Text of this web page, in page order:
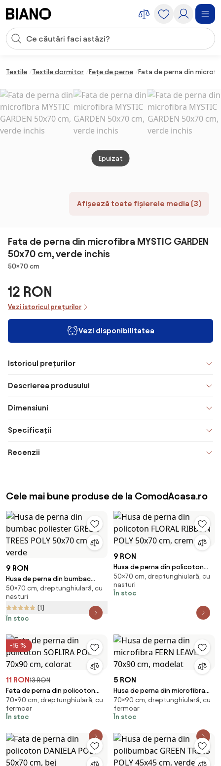
Introducerea căutării
Textile Textile dormitor Fețe de perne Fata de perna din
Afișează toate fișierele media (3)
Epuizat
Fata de perna din microfibra MYSTIC GARDEN
50x70 cm, verde inchis
Dimensiuni
50×70 cm
12 RON
Vezi istoricul prețurilor
Vezi disponibilitatea
Istoricul prețurilor
Descrierea produsului
Dimensiuni
Specificații
Recenzii
Cele mai bune produse de la ComodAcasa.ro
9 RON
Husa de perna din bumbac
poliester GREEN TREES POLY
50x70 cm, verde
50×70 cm, dreptunghiulară, cu
nasturi
(1)
În stoc
9 RON
Husa de perna din policoton
FLORAL RIBBON POLY 50x70 cm,
crem
50×70 cm, dreptunghiulară, cu
nasturi
În stoc
-15 %
11 RON13 RON
Fata de perna din policoton
SOFLIRA POLY 70x90 cm, colorat
70×90 cm, dreptunghiulară, cu
fermoar
În stoc
5 RON
Husa de perna din microfibra
FERN LEAVES 70x90 cm, modelat
70×90 cm, dreptunghiulară, cu
fermoar
În stoc